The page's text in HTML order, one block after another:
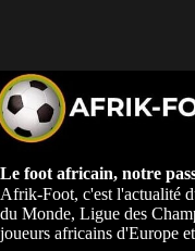
Le foot africain, notre
Afrik-Foot, c'est l'actualité
du Monde, Ligue des
joueurs africains d'Europe